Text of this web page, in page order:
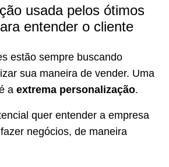
usada pelos ótimos
entender o cliente
estão sempre buscando
sua maneira de vender. Uma
a extrema personalização.
quer entender a empresa
negócios, de maneira